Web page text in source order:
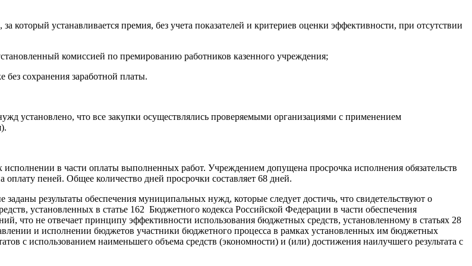
устанавливается премия, без учета показателей и критериев оценки эффективности, при отсутствии
комиссией по премированию работников казенного учреждения;
без сохранения заработной платы.
установлено, что все закупки осуществлялись проверяемыми организациями с применением
в части оплаты выполненных работ. Учреждением допущена просрочка исполнения обязательств
пеней. Общее количество дней просрочки составляет 68 дней.
результаты обеспечения муниципальных нужд, которые следует достичь, что свидетельствуют о
установленных в статье 162 Бюджетного кодекса Российской Федерации в части обеспечения
что не отвечает принципу эффективности использования бюджетных средств, установленному в статьях 28
и исполнении бюджетов участники бюджетного процесса в рамках установленных им бюджетных
с использованием наименьшего объема средств (экономности) и (или) достижения наилучшего результата с